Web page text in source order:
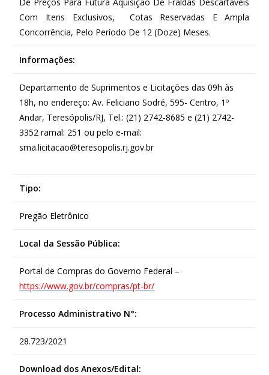
Com Itens Exclusivos, Cotas Reservadas E Ampla
Concorrência, Pelo Período De 12 (Doze) Meses.
Informações:
Departamento de Suprimentos e Licitações das 09h às
18h, no endereço: Av. Feliciano Sodré, 595- Centro, 1º
Andar, Teresópolis/RJ, Tel.: (21) 2742-8685 e (21) 2742-
3352 ramal: 251 ou pelo e-mail:
sma.licitacao@teresopolis.rj.gov.br
Tipo:
Pregão Eletrônico
Local da Sessão Pública:
Portal de Compras do Governo Federal –
https://www.gov.br/compras/pt-br/
Processo Administrativo N°:
28.723/2021
Download dos Anexos/Edital: